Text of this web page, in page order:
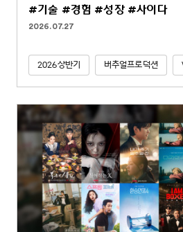
#기술 #경험 #성장 #사이다
2026.07.27
2026상반기 버추얼프로덕션